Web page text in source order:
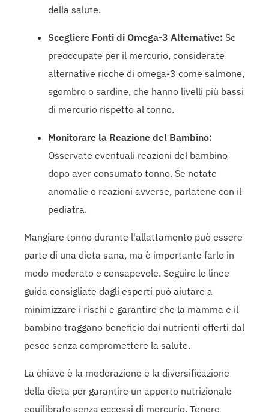
della salute.
Scegliere Fonti di Omega-3 Alternative: Se
preoccupate per il mercurio, considerate
alternative ricche di omega-3 come salmone,
sgombro o sardine, che hanno livelli più bassi
di mercurio rispetto al tonno.
Monitorare la Reazione del Bambino:
Osservate eventuali reazioni del bambino
dopo aver consumato tonno. Se notate
anomalie o reazioni avverse, parlatene con il
pediatra.
Mangiare tonno durante l'allattamento può essere
parte di una dieta sana, ma è importante farlo in
modo moderato e consapevole. Seguire le linee
guida consigliate dagli esperti può aiutare a
minimizzare i rischi e garantire che la mamma e il
bambino traggano beneficio dai nutrienti offerti dal
pesce senza compromettere la salute.
La chiave è la moderazione e la diversificazione
della dieta per garantire un apporto nutrizionale
equilibrato senza eccessi di mercurio. Tenere